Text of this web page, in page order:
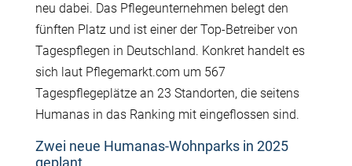
neu dabei. Das Pflegeunternehmen belegt den
fünften Platz und ist einer der Top-Betreiber von
Tagespflegen in Deutschland. Konkret handelt es
sich laut Pflegemarkt.com um 567
Tagespflegeplätze an 23 Standorten, die seitens
Humanas in das Ranking mit eingeflossen sind.
Zwei neue Humanas-Wohnparks in 2025